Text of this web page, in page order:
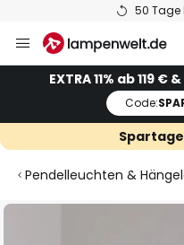
50 Tage
Inhalt
springenEXTRA 11% ab 119 €
Code:
Pendelleuchten &
Zum